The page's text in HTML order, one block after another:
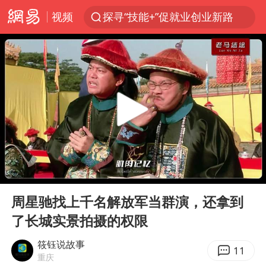
视频
探寻“技能+”促就业创业新路
41岁女子为鼓励女儿考上985研究生
美国退回1000亿美元关税
24小时不关空调 电费反而更低？
维持强台风级！白海豚直奔华东沿海
河南试行周五下午弹性离岗
李亚鹏向地铁吐血女孩捐99999元
要给全体职工“应休尽休”的底气
日本籍女网红在韩直播时自杀身亡
“天津之眼”摩天轮附近2人落水
Play
00:00 06:26
周星驰找上千名解放军当群演，还拿到
了长城实景拍摄的权限
筱钰说故事
重庆 11